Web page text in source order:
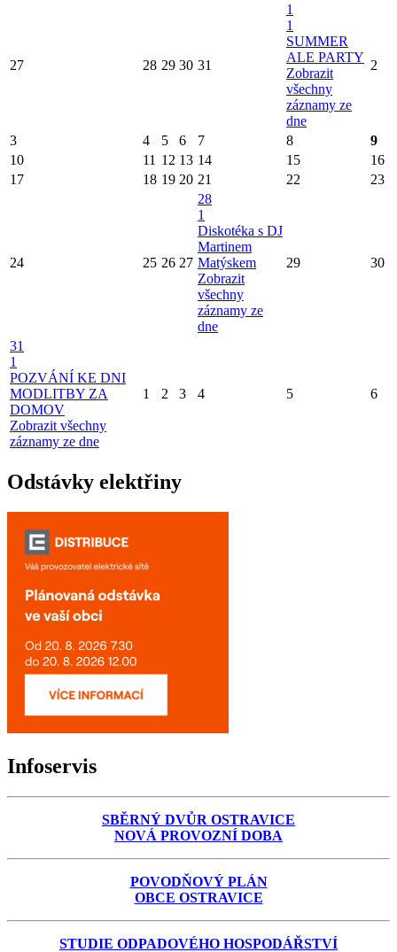
27 28 29 30 31
1
1
SUMMER
ALE PARTY
Zobrazit
všechny
záznamy ze
dne
2
3 4 5 6 7 8
9
10
11 12 13 14 15
16
17
18 19 20 21 22 23
24 25 26 27
28
1
Diskotéka s DJ
Martinem
Matýskem
Zobrazit
všechny
záznamy ze
dne
29 30
31
1
POZVÁNÍ KE DNI
MODLITBY ZA
DOMOV
Zobrazit všechny
záznamy ze dne
1 2 3 4 5 6
Odstávky elektřiny
Infoservis
SBĚRNÝ DVŮR OSTRAVICE
NOVÁ PROVOZNÍ DOBA
POVODŇOVÝ PLÁN
OBCE OSTRAVICE
STUDIE ODPADOVÉHO HOSPODÁŘSTVÍ